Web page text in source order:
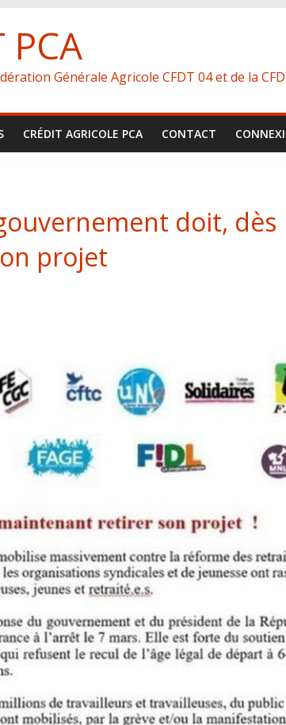
PCA
Générale Agricole CFDT 04 et de la
CRÉDIT AGRICOLE PCA CONTACT
doit, dès
projet